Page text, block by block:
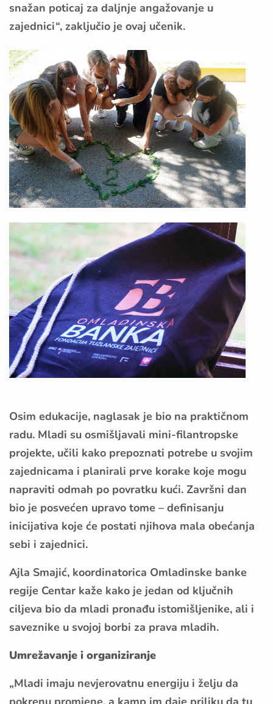
snažan poticaj za daljnje angažovanje u
zajednici“, zaključio je ovaj učenik.
Osim edukacije, naglasak je bio na praktičnom
radu. Mladi su osmišljavali mini-filantropske
projekte, učili kako prepoznati potrebe u svojim
zajednicama i planirali prve korake koje mogu
napraviti odmah po povratku kući. Završni dan
bio je posvećen upravo tome – definisanju
inicijativa koje će postati njihova mala obećanja
sebi i zajednici.
Ajla Smajić, koordinatorica Omladinske banke
regije Centar kaže kako je jedan od ključnih
ciljeva bio da mladi pronađu istomišljenike, ali i
saveznike u svojoj borbi za prava mladih.
Umrežavanje i organiziranje
„Mladi imaju nevjerovatnu energiju i želju da